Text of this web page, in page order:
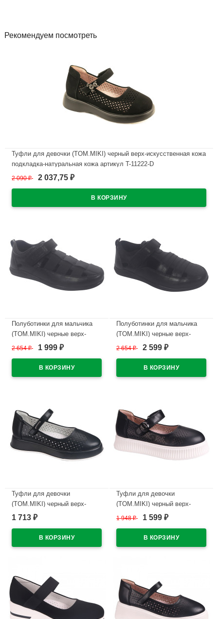
Рекомендуем посмотреть
Туфли для девочки (TOM.MIKI) черный верх-искусственная кожа
подкладка-натуральная кожа артикул T-11222-D
В наличии
2 090₽ 2 037,75 ₽
Полуботинки для мальчика
(TOM.MIKI) черные верх-
искусственная кожа
размерный ряд 33-38 арт.T-
10281-A
2 654₽ 1 999 ₽
Полуботинки для мальчика
(TOM.MIKI) черные верх-
искусственная кожа
размерный ряд 33-38 арт.T-
10286-A
2 654₽ 2 599 ₽
Туфли для девочки
(TOM.MIKI) черный верх-
искусственная кожа
размерный ряд 32-37 арт.T-
10764-A
1 713 ₽
Туфли для девочки
(TOM.MIKI) черный верх-
искусственная кожа
размерный ряд 32-37 арт.T-
10767-B
1 948₽ 1 599 ₽